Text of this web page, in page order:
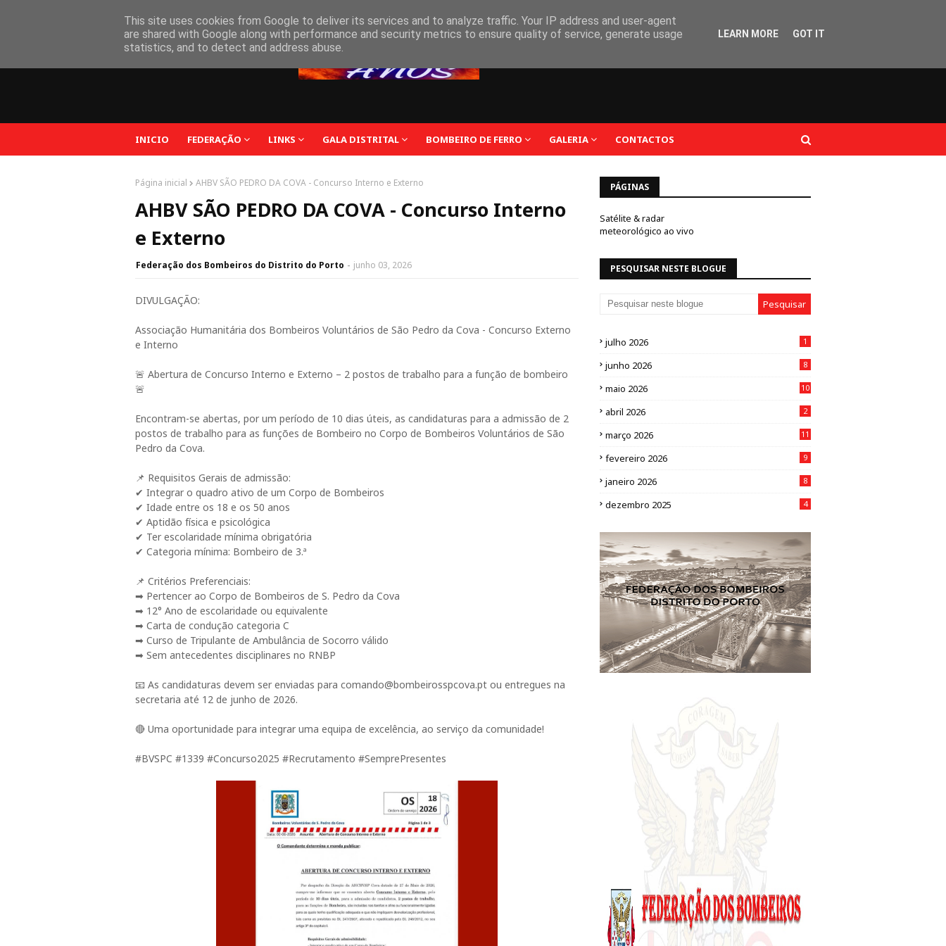
INICIO FEDERAÇÃO LINKS GALA DISTRITAL BOMBEIRO DE FERRO GALERIA CONTACTOS
Página inicial AHBV SÃO PEDRO DA COVA - Concurso Interno e Externo
AHBV SÃO PEDRO DA COVA - Concurso Interno
e Externo
Federação dos Bombeiros do Distrito do Porto junho 03, 2026
DIVULGAÇÃO:
Associação Humanitária dos Bombeiros Voluntários de São Pedro da Cova - Concurso Externo
e Interno
🚨 Abertura de Concurso Interno e Externo – 2 postos de trabalho para a função de bombeiro
🚨
Encontram-se abertas, por um período de 10 dias úteis, as candidaturas para a admissão de 2
postos de trabalho para as funções de Bombeiro no Corpo de Bombeiros Voluntários de São
Pedro da Cova.
📌 Requisitos Gerais de admissão:
✔ Integrar o quadro ativo de um Corpo de Bombeiros
✔ Idade entre os 18 e os 50 anos
✔ Aptidão física e psicológica
✔ Ter escolaridade mínima obrigatória
✔ Categoria mínima: Bombeiro de 3.ª
📌 Critérios Preferenciais:
➡ Pertencer ao Corpo de Bombeiros de S. Pedro da Cova
➡ 12° Ano de escolaridade ou equivalente
➡ Carta de condução categoria C
➡ Curso de Tripulante de Ambulância de Socorro válido
➡ Sem antecedentes disciplinares no RNBP
📧 As candidaturas devem ser enviadas para comando@bombeirosspcova.pt ou entregues na
secretaria até 12 de junho de 2026.
🔴 Uma oportunidade para integrar uma equipa de excelência, ao serviço da comunidade!
#BVSPC #1339 #Concurso2025 #Recrutamento #SemprePresentes
PÁGINAS
Satélite & radar
meteorológico ao vivo
PESQUISAR NESTE BLOGUE
julho 2026 1
junho 2026 8
maio 2026 10
abril 2026 2
março 2026 11
fevereiro 2026 9
janeiro 2026 8
dezembro 2025 4
This site uses cookies from Google to deliver its services and to analyze traffic. Your IP address and user-agent
are shared with Google along with performance and security metrics to ensure quality of service, generate usage
statistics, and to detect and address abuse.
LEARN MORE GOT IT